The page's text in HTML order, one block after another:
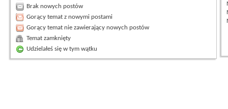
Brak nowych postów
Gorący temat z nowymi postami
Gorący temat nie zawierający nowych postów
Temat zamknięty
Udzielałeś się w tym wątku